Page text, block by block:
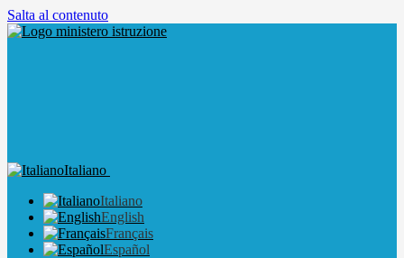
Salta al contenuto
Italiano
Italiano
English
Français
Español